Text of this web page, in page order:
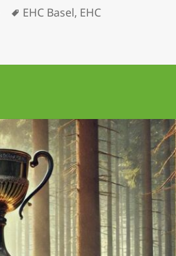
Schlagwörter
EHC Basel, EHC